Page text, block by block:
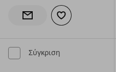
Ενημέρωση διαθεσιμότητας
Προσθήκη στα
Σύγκριση